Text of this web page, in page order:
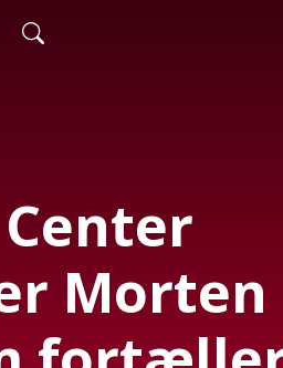
Morten